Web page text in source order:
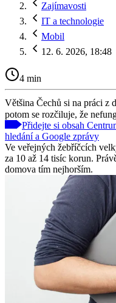
Zajímavosti
IT a technologie
Mobil
12. 6. 2026, 18:48
4 min
Většina Čechů si na práci z
potom se rozčiluje, že
Přidejte si obsah
hledání a Google zprávy
Ve veřejných žebříčcích
za 10 až 14 tisíc korun.
domova tím nejhorším.